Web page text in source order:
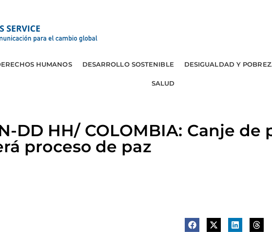
HUMANOS DESARROLLO SOSTENIBLE DESIGUALDAD Y
SALUD
DD HH/ COLOMBIA: Canje de
proceso de paz